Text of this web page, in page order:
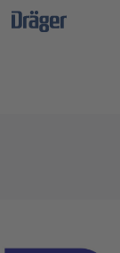
B2B